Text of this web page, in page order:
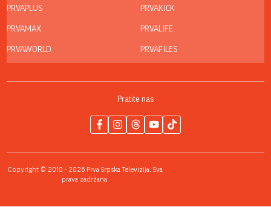
PRVAPLUS
PRVAMAX
PRVAWORLD
PRVAKICK
PRVALIFE
PRVAFILES
Pratite nas
Copyright © 2010 - 2026 Prva Srpska Televizija. Sva
prava zadržana.